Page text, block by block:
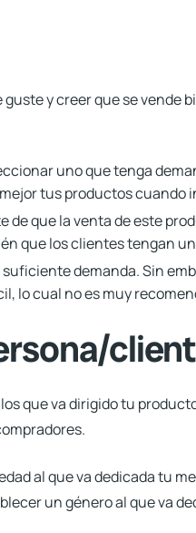
y creer que se vende
uno que tenga
tus productos cuando
de que la venta de este
que los clientes tengan
demanda. Sin
lo cual no es muy
que va dirigido tu
al que va dedicada tu
un género al que va